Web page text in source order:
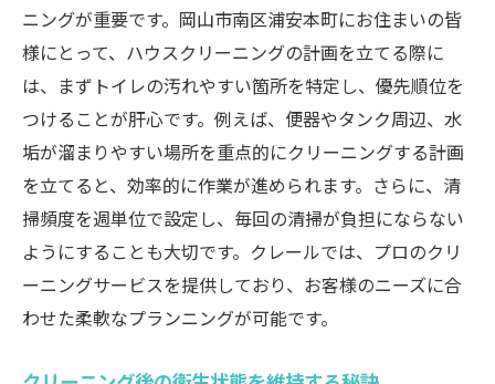
ニングが重要です。岡山市南区浦安本町にお住まいの皆
様にとって、ハウスクリーニングの計画を立てる際に
は、まずトイレの汚れやすい箇所を特定し、優先順位を
つけることが肝心です。例えば、便器やタンク周辺、水
垢が溜まりやすい場所を重点的にクリーニングする計画
を立てると、効率的に作業が進められます。さらに、清
掃頻度を週単位で設定し、毎回の清掃が負担にならない
ようにすることも大切です。クレールでは、プロのクリ
ーニングサービスを提供しており、お客様のニーズに合
わせた柔軟なプランニングが可能です。